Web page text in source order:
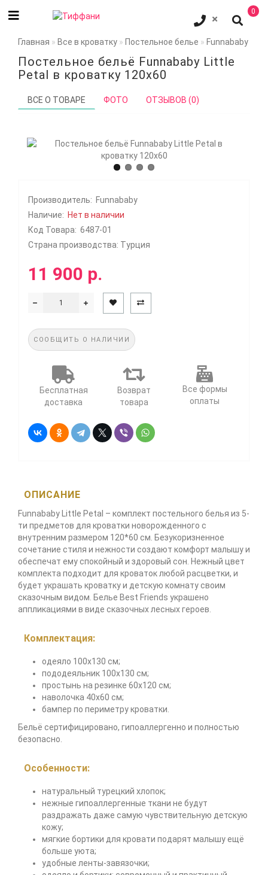
0
Главная Все в кроватку Постельное белье Funnababy
Постельное бельё Funnababy Little
Petal в кроватку 120x60
ВСЕ О ТОВАРЕ ФОТО ОТЗЫВОВ (0)
Производитель: Funnababy
Наличие: Нет в наличии
Код Товара: 6487-01
Страна производства: Турция
11 900 р.
СООБЩИТЬ О НАЛИЧИИ
Бесплатная
доставка
Возврат
товара
Все формы
оплаты
ОПИСАНИЕ
Funnababy Little Petal – комплект постельного белья из 5-
ти предметов для кроватки новорожденного с
внутренним размером 120*60 см. Безукоризненное
сочетание стиля и нежности создают комфорт малышу и
обеспечат ему спокойный и здоровый сон. Нежный цвет
комплекта подходит для кроваток любой расцветки, и
будет украшать кроватку и детскую комнату своим
сказочным видом. Белье Best Friends украшено
аппликациями в виде сказочных лесных героев.
Комплектация:
одеяло 100х130 см;
пододеяльник 100х130 см;
простынь на резинке 60х120 см;
наволочка 40х60 см;
бампер по периметру кроватки.
Бельё сертифицировано, гипоаллергенно и полностью
безопасно.
Особенности:
натуральный турецкий хлопок;
нежные гипоаллергенные ткани не будут
раздражать даже самую чувствительную детскую
кожу;
мягкие бортики для кровати подарят малышу ещё
больше уюта;
удобные ленты-завязочки;